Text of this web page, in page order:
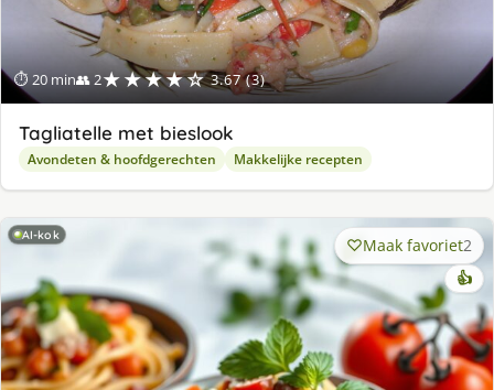
⏱ 20 min👥 2★★★★☆ 3.67 (3)
Tagliatelle met bieslook
Avondeten & hoofdgerechten Makkelijke recepten
AI-kok Maak favoriet2
👍